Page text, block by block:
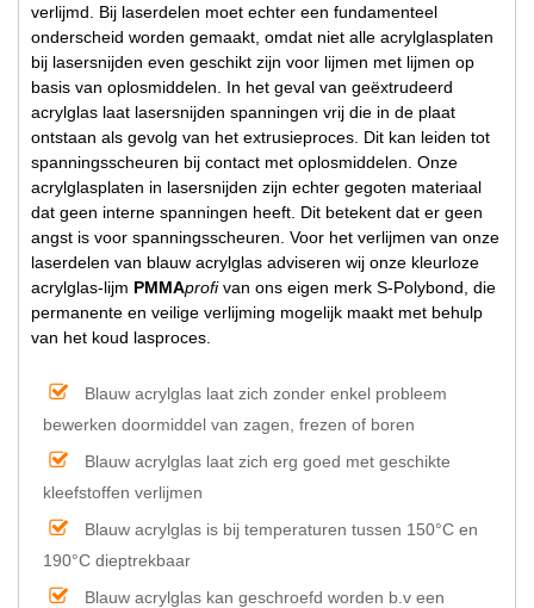
verlijmd. Bij laserdelen moet echter een fundamenteel
onderscheid worden gemaakt, omdat niet alle acrylglasplaten
bij lasersnijden even geschikt zijn voor lijmen met lijmen op
basis van oplosmiddelen. In het geval van geëxtrudeerd
acrylglas laat lasersnijden spanningen vrij die in de plaat
ontstaan als gevolg van het extrusieproces. Dit kan leiden tot
spanningsscheuren bij contact met oplosmiddelen. Onze
acrylglasplaten in lasersnijden zijn echter gegoten materiaal
dat geen interne spanningen heeft. Dit betekent dat er geen
angst is voor spanningsscheuren. Voor het verlijmen van onze
laserdelen van blauw acrylglas adviseren wij onze kleurloze
acrylglas-lijm PMMAprofivan ons eigen merk S-Polybond, die
permanente en veilige verlijming mogelijk maakt met behulp
van het koud lasproces.
Blauw acrylglas laat zich zonder enkel probleem
bewerken doormiddel van zagen, frezen of boren
Blauw acrylglas laat zich erg goed met geschikte
kleefstoffen verlijmen
Blauw acrylglas is bij temperaturen tussen 150°C en
190°C dieptrekbaar
Blauw acrylglas kan geschroefd worden b.v een